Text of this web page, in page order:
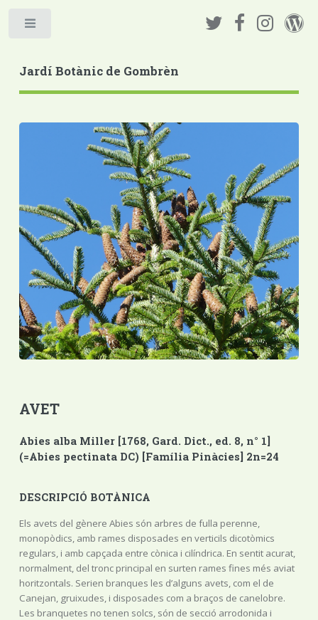
Jardí Botànic de Gombrèn
AVET
Abies alba Miller [1768, Gard. Dict., ed. 8, n° 1]
(=Abies pectinata DC) [Família Pinàcies] 2n=24
DESCRIPCIÓ BOTÀNICA
Els avets del gènere Abies són arbres de fulla perenne,
monopòdics, amb rames disposades en verticils dicotòmics
regulars, i amb capçada entre cònica i cilíndrica. En sentit acurat,
normalment, del tronc principal en surten rames fines més aviat
horitzontals. Serien branques les d’alguns avets, com el de
Canejan, gruixudes, i disposades com a braços de canelobre.
Les branquetes no tenen solcs, són de secció arrodonida i